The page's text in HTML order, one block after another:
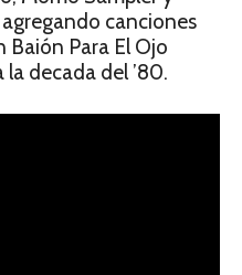
canciones
Baión Para El Ojo
decada del ’80.